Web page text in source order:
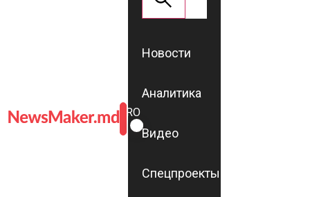
ROMÂNĂ
RU
Новости
Аналитика
Видео
Спецпроекты